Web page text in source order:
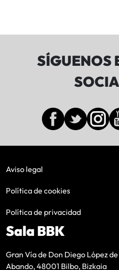
SÍGUENOS
Aviso legal
Política de cookies
Política de privacidad
Sala BBK
Gran Vía de Don Diego López de
Abando, 48001 Bilbo, Bizkaia